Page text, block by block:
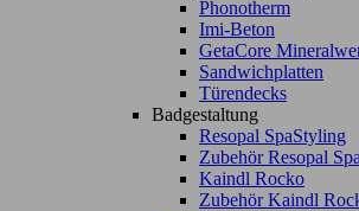
Phonotherm
Imi-Beton
GetaCore
Sandwichplatten
Türendecks
Badgestaltung
Resopal SpaStyling
Zubehör Resopal
Kaindl Rocko
Zubehör Kaindl